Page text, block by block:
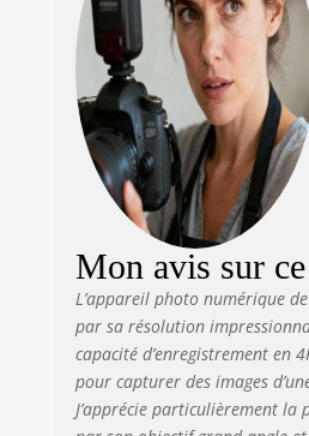
les
les
de
Mon avis sur
L’appareil photo numérique
par sa résolution
capacité d’enregistrement en
pour capturer des images
J’apprécie particulièrement la